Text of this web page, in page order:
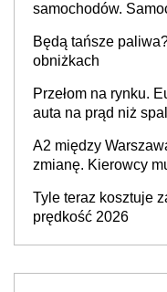
samochodów.
producenta
Będą tańsze
obniżkach
Przełom na rynku.
auta na prąd niż
A2 między
zmianę. Kierowcy
Tyle teraz kosztuje
prędkość 2026